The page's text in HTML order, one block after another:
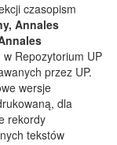
czasopism
Annales
w Repozytorium UP
przez UP.
wersje
dla
rekordy
tekstów